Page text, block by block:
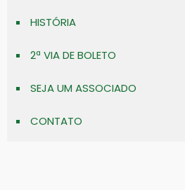
HISTÓRIA
2ª VIA DE BOLETO
SEJA UM ASSOCIADO
CONTATO